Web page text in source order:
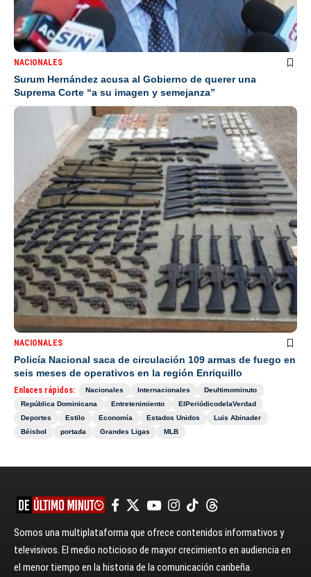
NACIONALES
Surum Hernández acusa al Gobierno de querer una
Suprema Corte “a su imagen y semejanza”
NACIONALES
Policía Nacional saca de circulación 109 armas de fuego en
seis meses de operativos en la región Enriquillo
Enlaces rápidos: Nacionales Internacionales
Deultimominuto
República Dominicana
Entretenimiento
ElPeriódicodelaVerdad
Deportes
Estilo Economía Estados Unidos
Luis Abinader
Béisbol
portada Grandes Ligas MLB
Somos una multiplataforma que ofrece contenidos informativos y
televisivos. El medio noticioso de mayor crecimiento en audiencia en
el menor tiempo en la historia de la comunicación caribeña.